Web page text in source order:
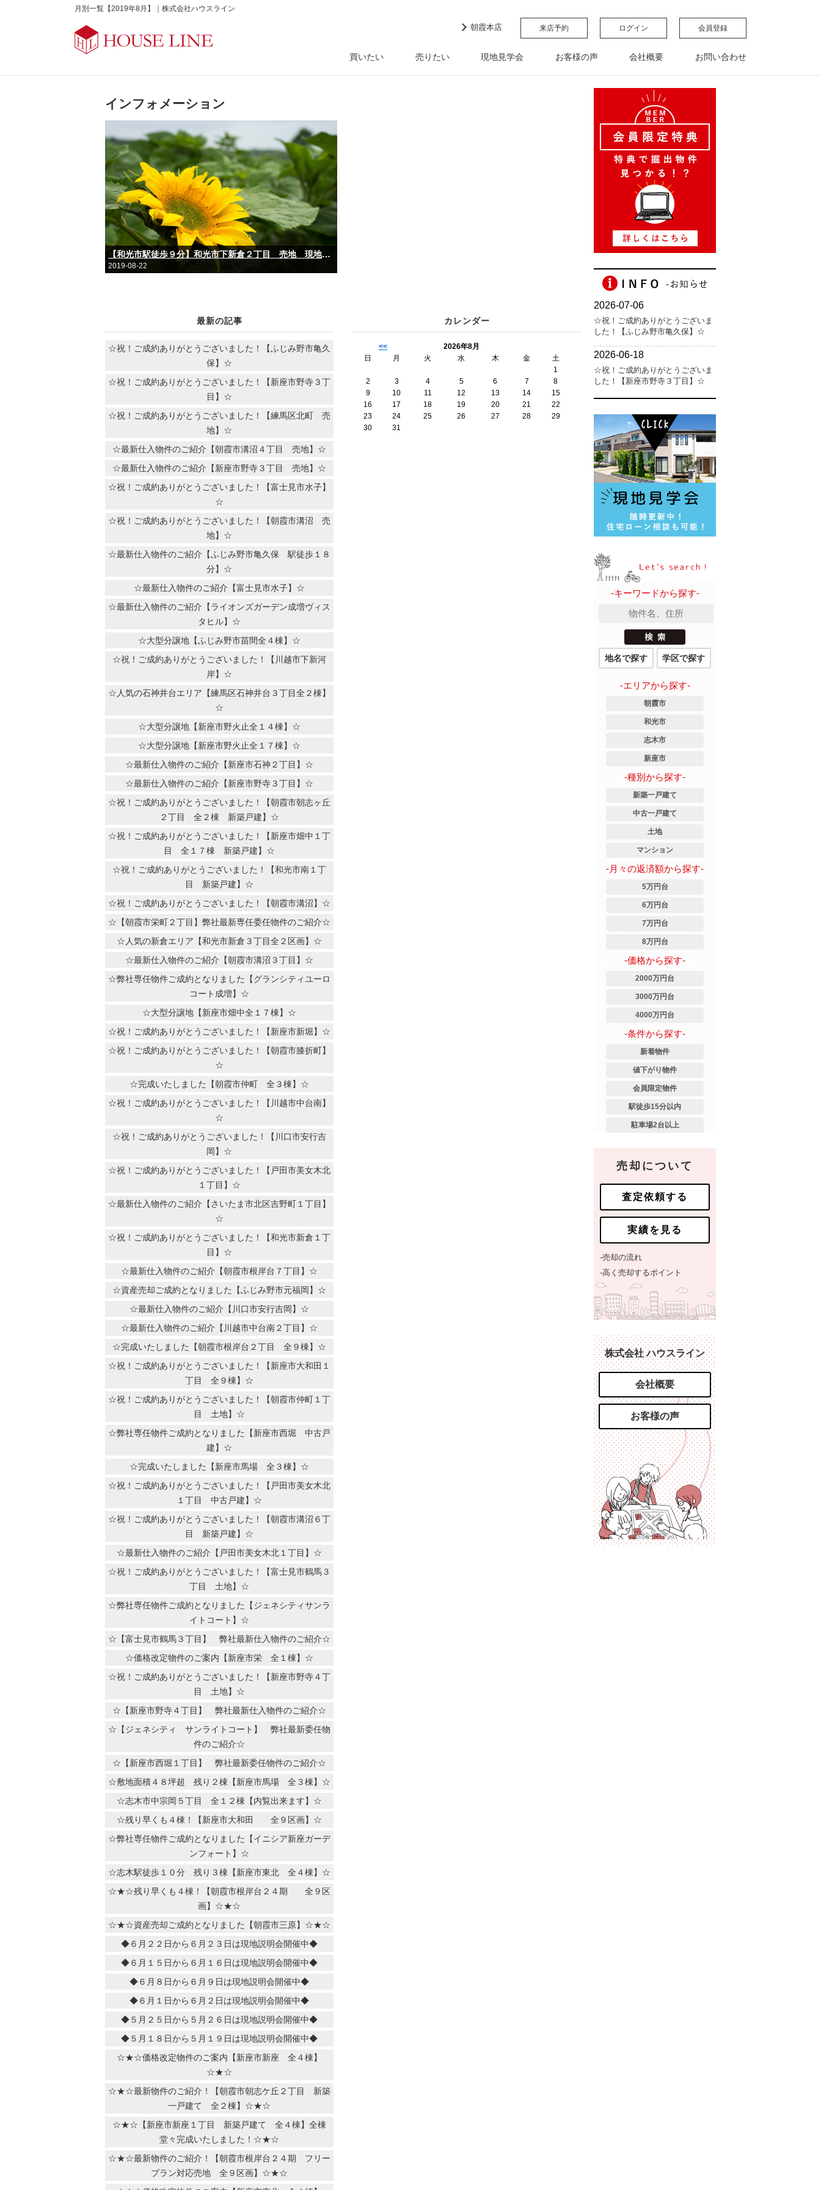
月別一覧【2019年8月】｜株式会社ハウスライン
朝霞本店 来店予約 ログイン 会員登録
買いたい 売りたい 現地見学会 お客様の声 会社概要 お問い合わせ
インフォメーション
【和光市駅徒歩９分】和光市下新倉２丁目 売地 現地説明会開催！
2019-08-22
最新の記事
☆祝！ご成約ありがとうございました！【ふじみ野市亀久
保】☆
☆祝！ご成約ありがとうございました！【新座市野寺３丁
目】☆
☆祝！ご成約ありがとうございました！【練馬区北町 売
地】☆
☆最新仕入物件のご紹介【朝霞市溝沼４丁目 売地】☆
☆最新仕入物件のご紹介【新座市野寺３丁目 売地】☆
☆祝！ご成約ありがとうございました！【富士見市水子】
☆
☆祝！ご成約ありがとうございました！【朝霞市溝沼 売
地】☆
☆最新仕入物件のご紹介【ふじみ野市亀久保 駅徒歩１８
分】☆
☆最新仕入物件のご紹介【富士見市水子】☆
☆最新仕入物件のご紹介【ライオンズガーデン成増ヴィス
タヒル】☆
☆大型分譲地【ふじみ野市苗間全４棟】☆
☆祝！ご成約ありがとうございました！【川越市下新河
岸】☆
☆人気の石神井台エリア【練馬区石神井台３丁目全２棟】
☆
☆大型分譲地【新座市野火止全１４棟】☆
☆大型分譲地【新座市野火止全１７棟】☆
☆最新仕入物件のご紹介【新座市石神２丁目】☆
☆最新仕入物件のご紹介【新座市野寺３丁目】☆
☆祝！ご成約ありがとうございました！【朝霞市朝志ヶ丘
２丁目 全２棟 新築戸建】☆
☆祝！ご成約ありがとうございました！【新座市畑中１丁
目 全１７棟 新築戸建】☆
☆祝！ご成約ありがとうございました！【和光市南１丁
目 新築戸建】☆
☆祝！ご成約ありがとうございました！【朝霞市溝沼】☆
☆【朝霞市栄町２丁目】弊社最新専任委任物件のご紹介☆
☆人気の新倉エリア【和光市新倉３丁目全２区画】☆
☆最新仕入物件のご紹介【朝霞市溝沼３丁目】☆
☆弊社専任物件ご成約となりました【グランシティユーロ
コート成増】☆
☆大型分譲地【新座市畑中全１７棟】☆
☆祝！ご成約ありがとうございました！【新座市新堀】☆
☆祝！ご成約ありがとうございました！【朝霞市膝折町】
☆
☆完成いたしました【朝霞市仲町 全３棟】☆
☆祝！ご成約ありがとうございました！【川越市中台南】
☆
☆祝！ご成約ありがとうございました！【川口市安行吉
岡】☆
☆祝！ご成約ありがとうございました！【戸田市美女木北
１丁目】☆
☆最新仕入物件のご紹介【さいたま市北区吉野町１丁目】
☆
☆祝！ご成約ありがとうございました！【和光市新倉１丁
目】☆
☆最新仕入物件のご紹介【朝霞市根岸台７丁目】☆
☆資産売却ご成約となりました【ふじみ野市元福岡】☆
☆最新仕入物件のご紹介【川口市安行吉岡】☆
☆最新仕入物件のご紹介【川越市中台南２丁目】☆
☆完成いたしました【朝霞市根岸台２丁目 全９棟】☆
☆祝！ご成約ありがとうございました！【新座市大和田１
丁目 全９棟】☆
☆祝！ご成約ありがとうございました！【朝霞市仲町１丁
目 土地】☆
☆弊社専任物件ご成約となりました【新座市西堀 中古戸
建】☆
☆完成いたしました【新座市馬場 全３棟】☆
☆祝！ご成約ありがとうございました！【戸田市美女木北
１丁目 中古戸建】☆
☆祝！ご成約ありがとうございました！【朝霞市溝沼６丁
目 新築戸建】☆
☆最新仕入物件のご紹介【戸田市美女木北１丁目】☆
☆祝！ご成約ありがとうございました！【富士見市鶴馬３
丁目 土地】☆
☆弊社専任物件ご成約となりました【ジェネシティサンラ
イトコート】☆
☆【富士見市鶴馬３丁目】 弊社最新仕入物件のご紹介☆
☆価格改定物件のご案内【新座市栄 全１棟】☆
☆祝！ご成約ありがとうございました！【新座市野寺４丁
目 土地】☆
☆【新座市野寺４丁目】 弊社最新仕入物件のご紹介☆
☆【ジェネシティ サンライトコート】 弊社最新委任物
件のご紹介☆
☆【新座市西堀１丁目】 弊社最新委任物件のご紹介☆
☆敷地面積４８坪超 残り２棟【新座市馬場 全３棟】☆
☆志木市中宗岡５丁目 全１２棟【内覧出来ます】☆
☆残り早くも４棟！【新座市大和田 全９区画】☆
☆弊社専任物件ご成約となりました【イニシア新座ガーデ
ンフォート】☆
☆志木駅徒歩１０分 残り３棟【新座市東北 全４棟】☆
☆★☆残り早くも４棟！【朝霞市根岸台２４期 全９区
画】☆★☆
☆★☆資産売却ご成約となりました【朝霞市三原】☆★☆
◆６月２２日から６月２３日は現地説明会開催中◆
◆６月１５日から６月１６日は現地説明会開催中◆
◆６月８日から６月９日は現地説明会開催中◆
◆６月１日から６月２日は現地説明会開催中◆
◆５月２５日から５月２６日は現地説明会開催中◆
◆５月１８日から５月１９日は現地説明会開催中◆
☆★☆価格改定物件のご案内【新座市新座 全４棟】
☆★☆
☆★☆最新物件のご紹介！【朝霞市朝志ケ丘２丁目 新築
一戸建て 全２棟】☆★☆
☆★☆【新座市新座１丁目 新築戸建て 全４棟】全棟
堂々完成いたしました！☆★☆
☆★☆最新物件のご紹介！【朝霞市根岸台２４期 フリー
プラン対応売地 全９区画】☆★☆
カレンダー
<<
2026年8月
日
月 火 水 木 金
土
1
2
3 4 5 6 7
8
9
10 11 12 13 14
15
16
17 18 19 20 21
22
23
24 25 26 27 28
29
30
31
-キーワードから探す-
地名で探す 学区で探す
-エリアから探す-
朝霞市
和光市
志木市
新座市
-種別から探す-
新築一戸建て
中古一戸建て
土地
マンション
-月々の返済額から探す-
5万円台
6万円台
7万円台
8万円台
-価格から探す-
2000万円台
3000万円台
4000万円台
-条件から探す-
新着物件
値下がり物件
会員限定物件
駅徒歩15分以内
駐車場2台以上
売却について
査定依頼する
実績を見る
-売却の流れ
-高く売却するポイント
株式会社 ハウスライン
会社概要
お客様の声